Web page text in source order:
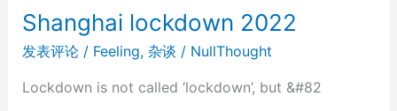
boring
day
in
Shanghai
Shanghai lockdown 2022
发表评论 / Feeling, 杂谈 / NullThought
Lockdown is not called ‘lockdown’, but &#82